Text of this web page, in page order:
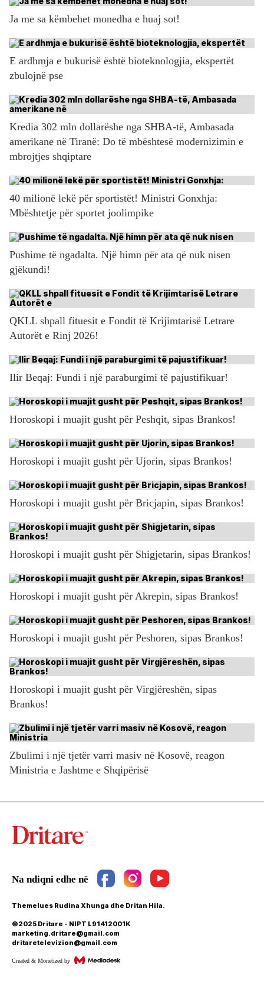
Ja me sa këmbehet monedha e huaj sot!
E ardhmja e bukurisë është bioteknologjia, ekspertët
zbulojnë pse
Kredia 302 mln dollarëshe nga SHBA-të, Ambasada
amerikane në Tiranë: Do të mbështesë modernizimin e
mbrojtjes shqiptare
40 milionë lekë për sportistët! Ministri Gonxhja:
Mbështetje për sportet joolimpike
Pushime të ngadalta. Një himn për ata që nuk nisen
gjëkundi!
QKLL shpall fituesit e Fondit të Krijimtarisë Letrare
Autorët e Rinj 2026!
Ilir Beqaj: Fundi i një paraburgimi të pajustifikuar!
Horoskopi i muajit gusht për Peshqit, sipas Brankos!
Horoskopi i muajit gusht për Ujorin, sipas Brankos!
Horoskopi i muajit gusht për Bricjapin, sipas Brankos!
Horoskopi i muajit gusht për Shigjetarin, sipas Brankos!
Horoskopi i muajit gusht për Akrepin, sipas Brankos!
Horoskopi i muajit gusht për Peshoren, sipas Brankos!
Horoskopi i muajit gusht për Virgjëreshën, sipas
Brankos!
Zbulimi i një tjetër varri masiv në Kosovë, reagon
Ministria e Jashtme e Shqipërisë
Themelues Rudina Xhunga dhe Dritan Hila.
©2025 Dritare - NIPT L91412001K
marketing.dritare@gmail.com
dritaretelevizion@gmail.com
Created & Monetized by